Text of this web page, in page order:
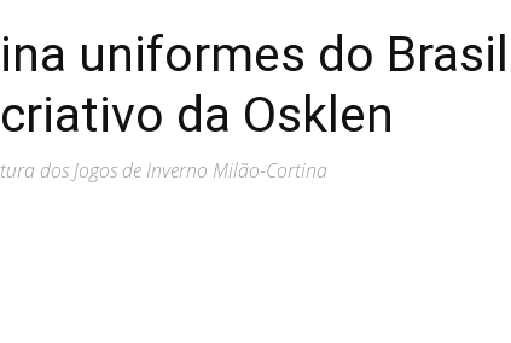
uniformes do Brasil
da Osklen
dos Jogos de Inverno Milão-Cortina